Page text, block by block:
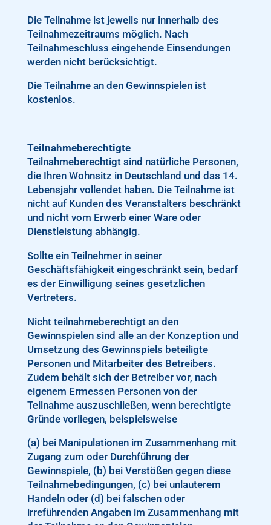
Die Teilnahme ist jeweils nur innerhalb des
Teilnahmezeitraums möglich. Nach
Teilnahmeschluss eingehende Einsendungen
werden nicht berücksichtigt.
Die Teilnahme an den Gewinnspielen ist
kostenlos.
Teilnahmeberechtigte
Teilnahmeberechtigt sind natürliche Personen,
die Ihren Wohnsitz in Deutschland und das 14.
Lebensjahr vollendet haben. Die Teilnahme ist
nicht auf Kunden des Veranstalters beschränkt
und nicht vom Erwerb einer Ware oder
Dienstleistung abhängig.
Sollte ein Teilnehmer in seiner
Geschäftsfähigkeit eingeschränkt sein, bedarf
es der Einwilligung seines gesetzlichen
Vertreters.
Nicht teilnahmeberechtigt an den
Gewinnspielen sind alle an der Konzeption und
Umsetzung des Gewinnspiels beteiligte
Personen und Mitarbeiter des Betreibers.
Zudem behält sich der Betreiber vor, nach
eigenem Ermessen Personen von der
Teilnahme auszuschließen, wenn berechtigte
Gründe vorliegen, beispielsweise
(a) bei Manipulationen im Zusammenhang mit
Zugang zum oder Durchführung der
Gewinnspiele, (b) bei Verstößen gegen diese
Teilnahmebedingungen, (c) bei unlauterem
Handeln oder (d) bei falschen oder
irreführenden Angaben im Zusammenhang mit